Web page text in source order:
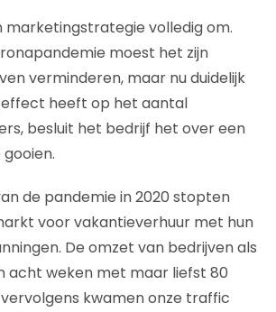
marketingstrategie volledig om.
moest het zijn
verminderen, maar nu duidelijk
effect heeft op het aantal
besluit het bedrijf het over een
de pandemie in 2020 stopten
voor vakantieverhuur met hun
De omzet van bedrijven als
acht weken met maar liefst 80
kwamen onze traffic